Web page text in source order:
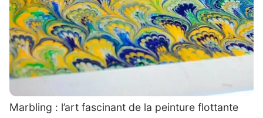
Marbling : l’art fascinant de la peinture flottante